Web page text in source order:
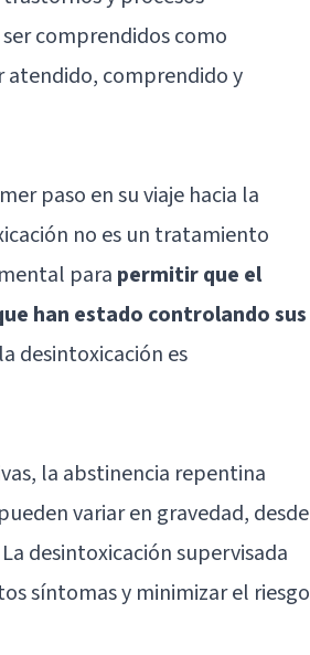
comprendidos como
comprendido y
paso en su viaje hacia la
no es un tratamiento
para permitir que el
han estado controlando sus
desintoxicación es
la abstinencia repentina
variar en gravedad, desde
desintoxicación supervisada
síntomas y minimizar el riesgo